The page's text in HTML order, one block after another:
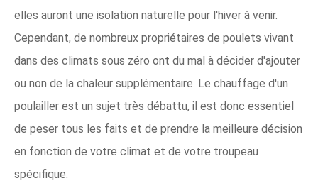
elles auront une isolation naturelle pour l'hiver à venir.
Cependant, de nombreux propriétaires de poulets vivant
dans des climats sous zéro ont du mal à décider d'ajouter
ou non de la chaleur supplémentaire. Le chauffage d'un
poulailler est un sujet très débattu, il est donc essentiel
de peser tous les faits et de prendre la meilleure décision
en fonction de votre climat et de votre troupeau
spécifique.